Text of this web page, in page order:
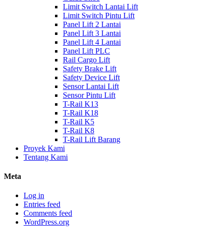
Limit Switch Lantai Lift
Limit Switch Pintu Lift
Panel Lift 2 Lantai
Panel Lift 3 Lantai
Panel Lift 4 Lantai
Panel Lift PLC
Rail Cargo Lift
Safety Brake Lift
Safety Device Lift
Sensor Lantai Lift
Sensor Pintu Lift
T-Rail K13
T-Rail K18
T-Rail K5
T-Rail K8
T-Rail Lift Barang
Proyek Kami
Tentang Kami
Meta
Log in
Entries feed
Comments feed
WordPress.org